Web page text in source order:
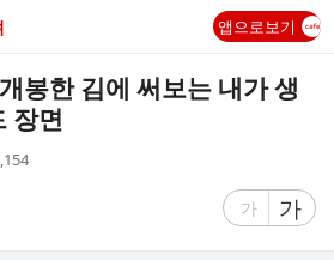
앱으로보기
봉한 김에 써보는 내가 생
장면
글
가
글
자
가